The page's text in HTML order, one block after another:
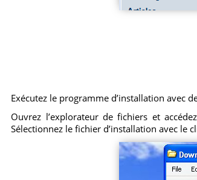
Exécutez le programme d’installation avec
Ouvrez l’explorateur de fichiers et
Sélectionnez le fichier d’installation avec le